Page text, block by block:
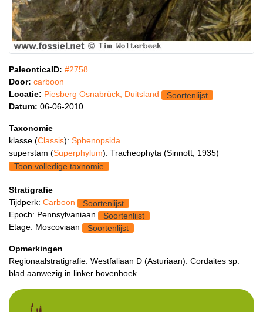
PaleonticaID: #2758
Door: carboon
Locatie: Piesberg Osnabrück, Duitsland
Soortenlijst
Datum: 06-06-2010
Taxonomie
klasse (Classis): Sphenopsida
superstam (Superphylum): Tracheophyta (Sinnott, 1935)
Toon volledige taxnomie
Stratigrafie
Tijdperk: Carboon
Soortenlijst
Epoch: Pennsylvaniaan
Soortenlijst
Etage: Moscoviaan
Soortenlijst
Opmerkingen
Regionaalstratigrafie: Westfaliaan D (Asturiaan). Cordaites sp.
blad aanwezig in linker bovenhoek.